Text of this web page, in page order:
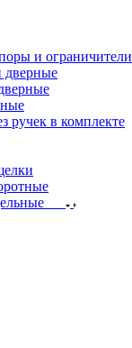
и ограничители
дверные
ручек в комплекте